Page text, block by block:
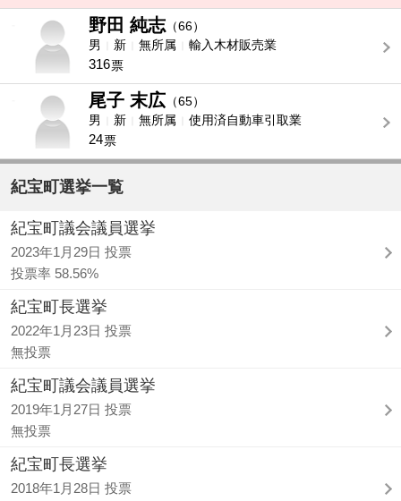
野田 純志 （66）
男
新 無所属 輸入木材販売業
316票
尾子 末広 （65）
男
新 無所属 使用済自動車引取業
24票
紀宝町選挙一覧
紀宝町議会議員選挙
2023年1月29日 投票
投票率 58.56%
紀宝町長選挙
2022年1月23日 投票
無投票
紀宝町議会議員選挙
2019年1月27日 投票
無投票
紀宝町長選挙
2018年1月28日 投票